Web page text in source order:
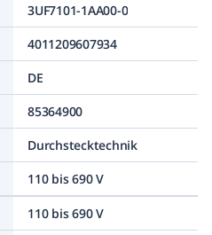
3UF7101-1AA00-0
4011209607934
DE
85364900
Durchstecktechnik
110 bis 690 V
110 bis 690 V